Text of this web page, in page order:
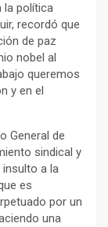
la política
recordó que
de paz
nobel al
queremos
y en el
General de
sindical y
a la
es
por un
una